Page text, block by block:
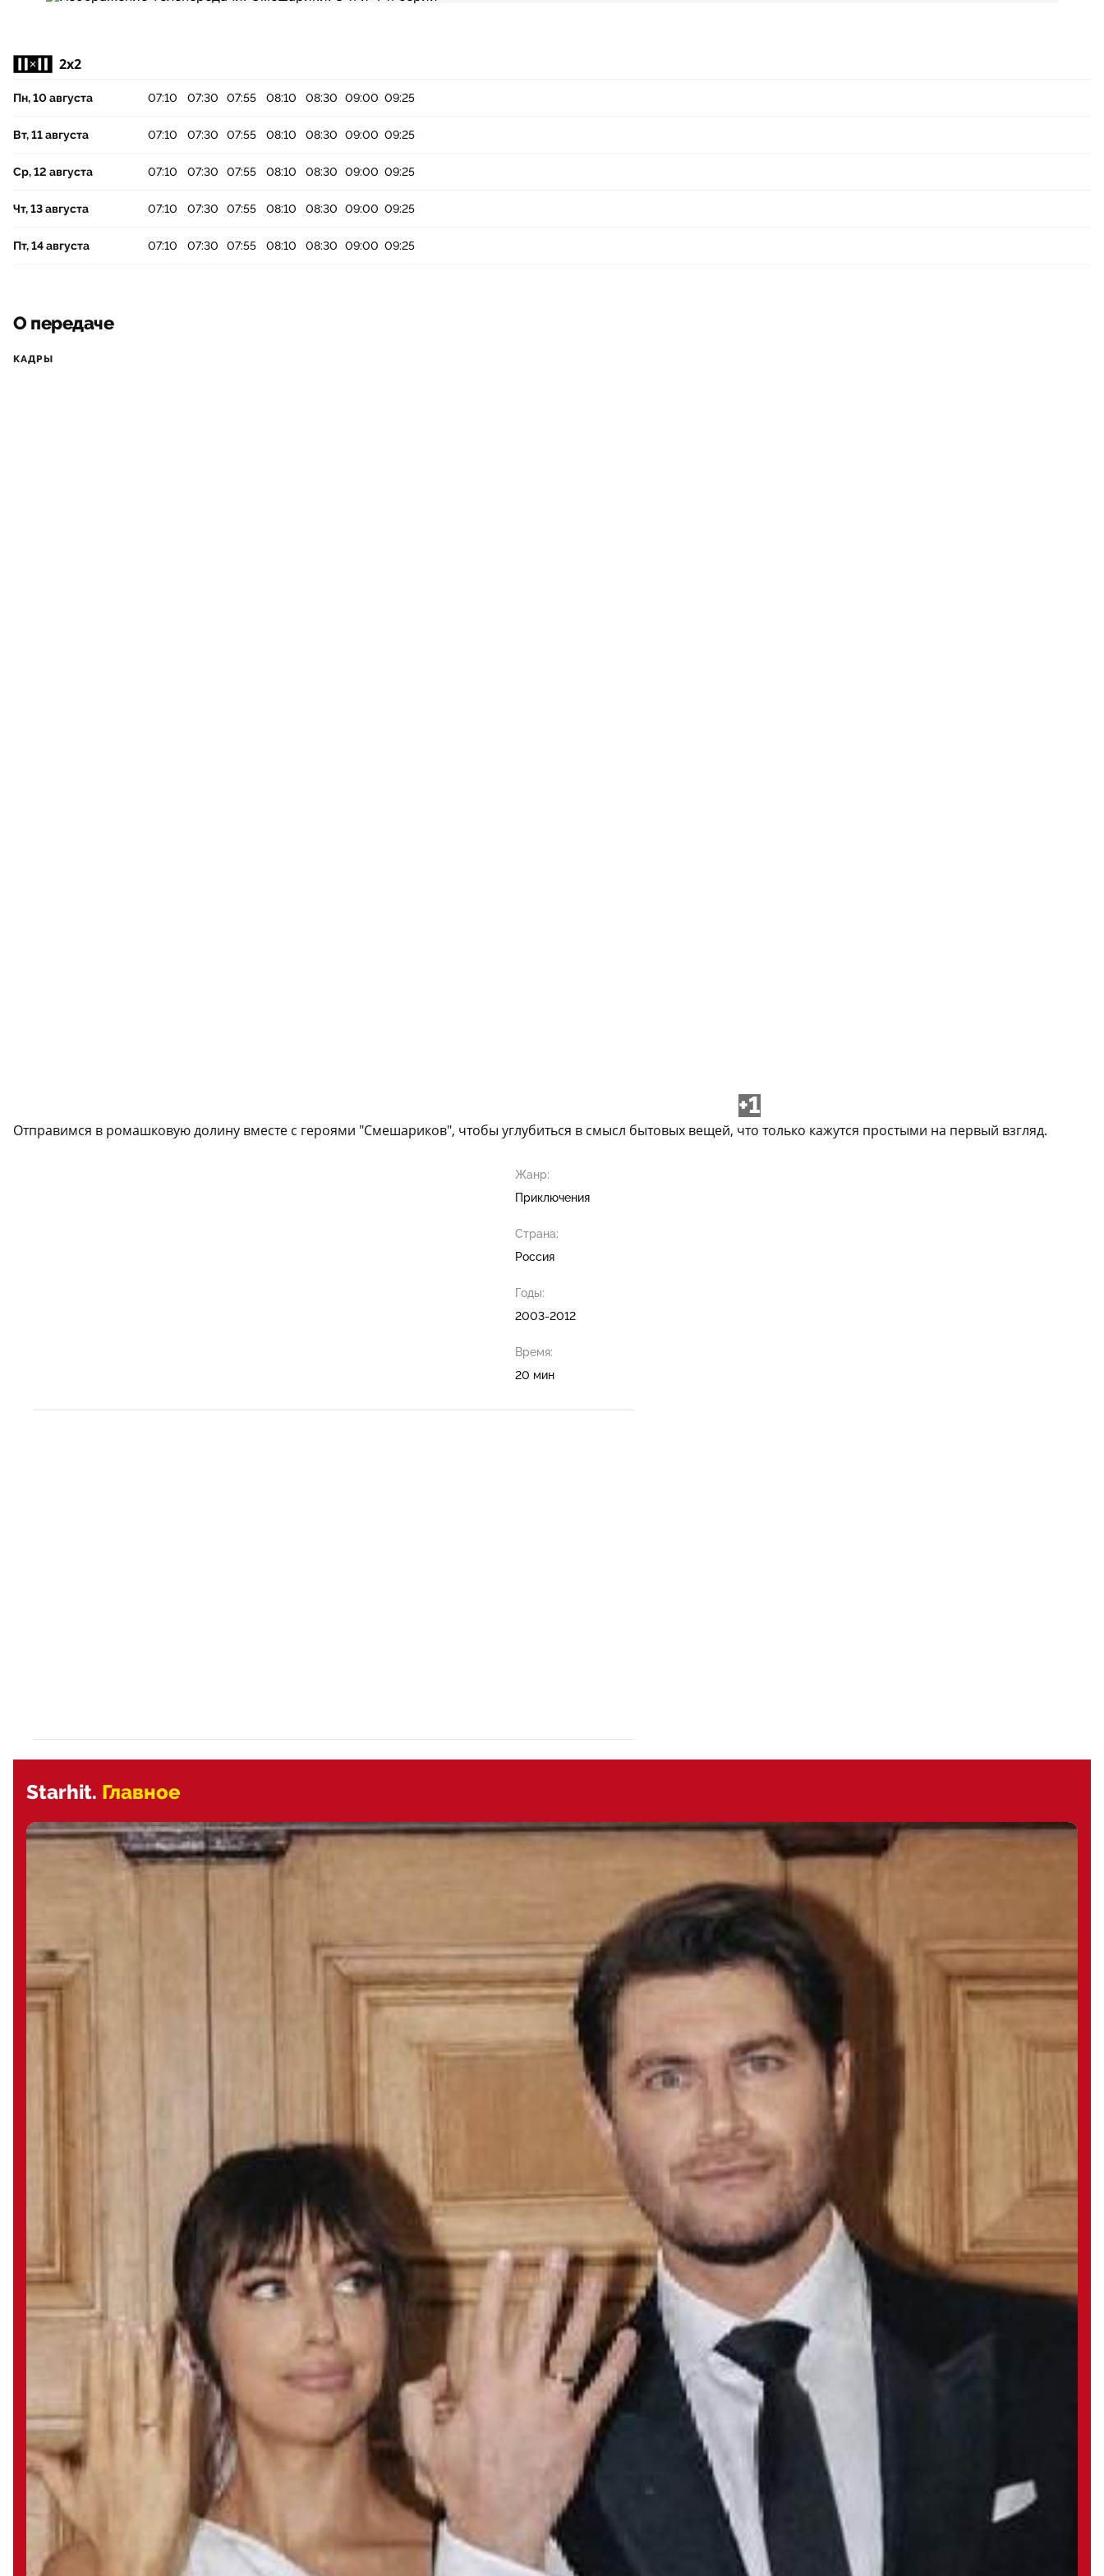
2x2
Пн, 10 августа 07:10 07:30 07:55 08:10 08:30 09:00 09:25
Вт, 11 августа 07:10 07:30 07:55 08:10 08:30 09:00 09:25
Ср, 12 августа 07:10 07:30 07:55 08:10 08:30 09:00 09:25
Чт, 13 августа 07:10 07:30 07:55 08:10 08:30 09:00 09:25
Пт, 14 августа 07:10 07:30 07:55 08:10 08:30 09:00 09:25
О передаче
КАДРЫ
+1
Отправимся в ромашковую долину вместе с героями "Смешариков", чтобы углубиться в смысл бытовых вещей, что только кажутся простыми на первый взгляд.
Жанр:
Приключения
Страна:
Россия
Годы:
2003-2012
Время:
20 мин
Starhit. Главное